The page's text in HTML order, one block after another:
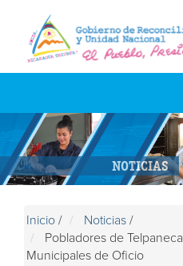
NOTICIAS
Inicio / Noticias /
Pobladores de
Municipales de Oficio